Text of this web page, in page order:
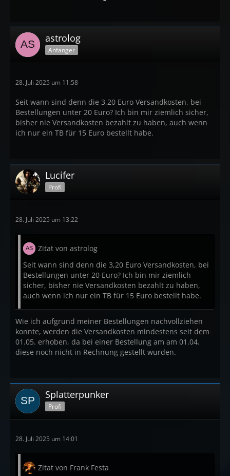
astrolog
Anfänger
28. Juli 2025 um 11:58
Seit wann sind denn die 3,20 Euro Versandkosten, bei
Bestellungen unter 20 Euro? Ich bin mir ziemlich sicher,
bisher nie Versandkosten bezahlt zu haben, auch wenn
ich nur ein TB für 15 Euro bestellt habe.
Lucifer
Profi
28. Juli 2025 um 13:22
Zitat von astrolog
Seit wann sind denn die 3,20 Euro Versandkosten, bei
Bestellungen unter 20 Euro? Ich bin mir ziemlich
sicher, bisher nie Versandkosten bezahlt zu haben,
auch wenn ich nur ein TB für 15 Euro bestellt habe.
Wie ich aufgrund meiner Bestellungen nachvollziehen
konnte, werden die Versandkosten mindestens seit dem
01.05. erhoben, da bei einer Bestellung am am 01.04.
diese noch nicht in Rechnung gestellt wurden.
Splatterpunker
Profi
28. Juli 2025 um 14:01
Zitat von Frank Festa